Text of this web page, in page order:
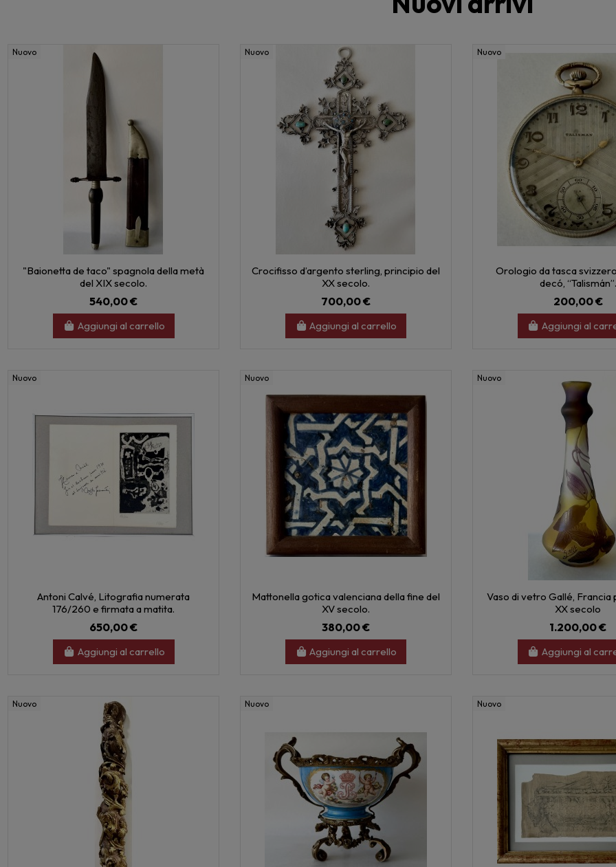
Nuovo
"Baionetta de taco" spagnola della metà
del XIX secolo.
540,00 €
Aggiungi al carrello
Nuovo
Crocifisso d’argento sterling, principio del
XX secolo.
700,00 €
Aggiungi al carrello
Nuovo
Orologio da tasca
decó, “Talismán”.
200,00 €
Aggiungi al
Nuovo
Antoni Calvé, Litografia numerata
176/260 e firmata a matita.
650,00 €
Aggiungi al carrello
Nuovo
Mattonella gotica valenciana della fine del
XV secolo.
380,00 €
Aggiungi al carrello
Nuovo
Vaso di vetro Gallé, Francia
XX secolo
1.200,00 €
Aggiungi al
Nuovo Nuovo Nuovo